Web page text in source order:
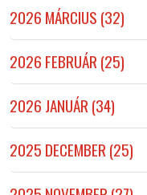
2026 MÁRCIUS (32)
2026 FEBRUÁR (25)
2026 JANUÁR (34)
2025 DECEMBER (25)